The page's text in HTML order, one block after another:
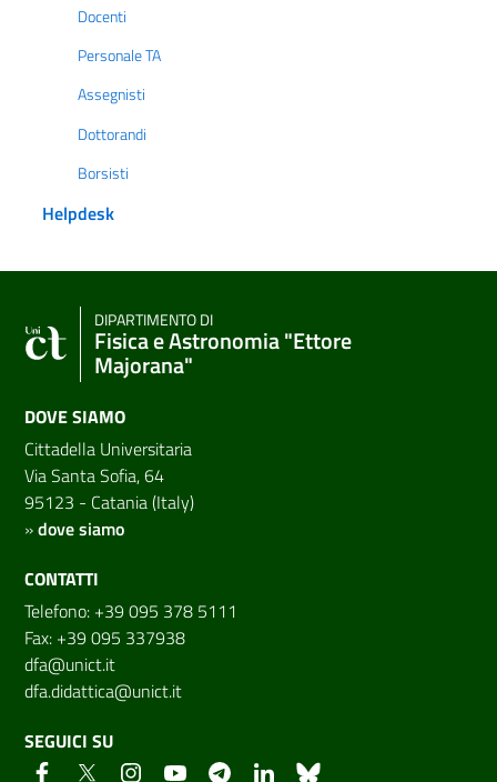
Docenti
Personale TA
Assegnisti
Dottorandi
Borsisti
Helpdesk
DIPARTIMENTO DI
Fisica e Astronomia "Ettore
Majorana"
DOVE SIAMO
Cittadella Universitaria
Via Santa Sofia, 64
95123 - Catania (Italy)
»dove siamo
CONTATTI
Telefono: +39 095 378 5111
Fax: +39 095 337938
dfa@unict.it
dfa.didattica@unict.it
SEGUICI SU